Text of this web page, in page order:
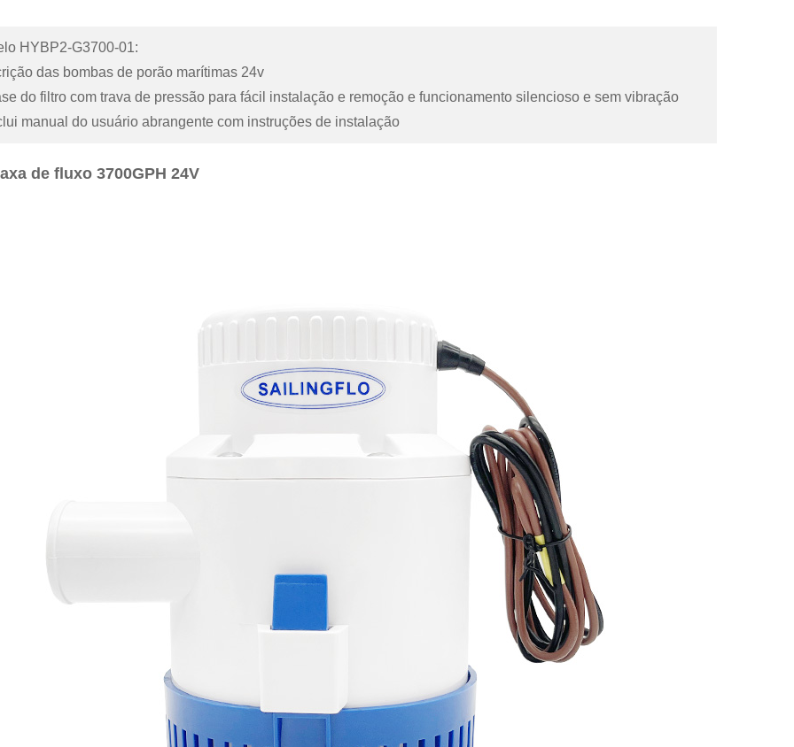
HYBP2-G3700-01:
das bombas de porão marítimas 24v
do filtro com trava de pressão para fácil instalação e remoção e funcionamento silencioso e sem vibração
manual do usuário abrangente com instruções de instalação
de fluxo 3700GPH 24V